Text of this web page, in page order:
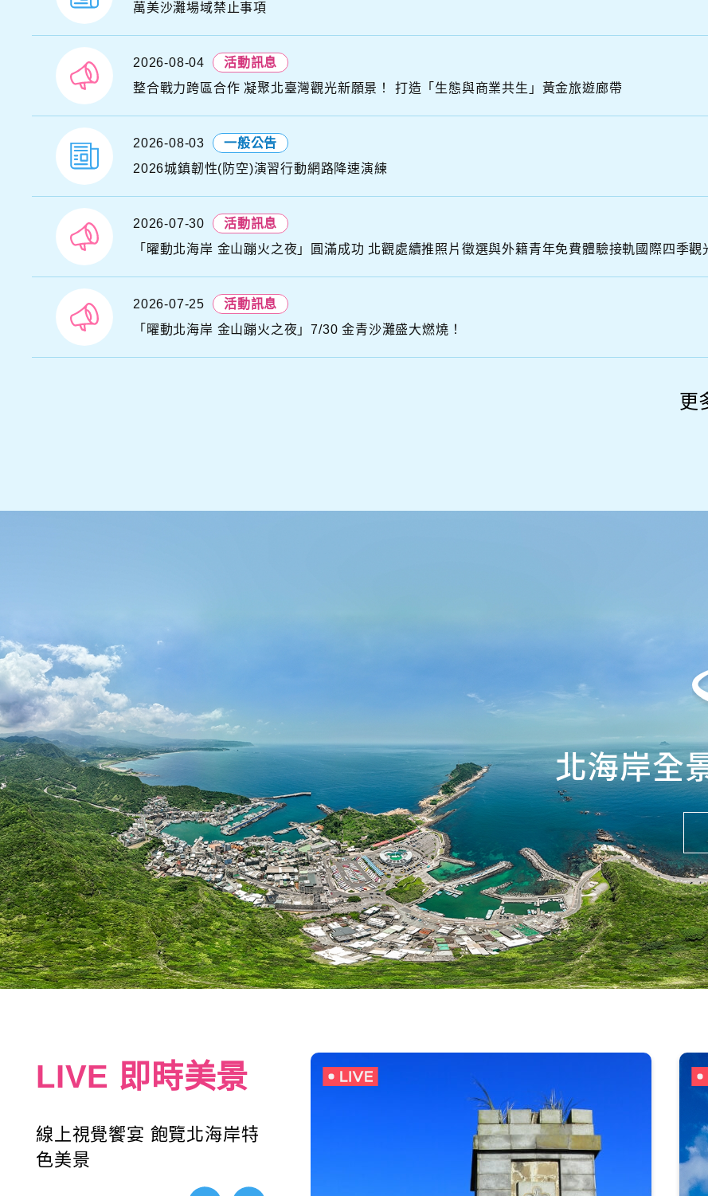
N
O
S
T
A
N
D
G
U
A
N
I
N
S
H
A
萬美沙灘場域禁止事項
2026-08-04
活動訊息
整合戰力跨區合作 凝聚北臺灣觀光新願景！ 打造「生態與商業共生」黃金旅遊廊帶
2026-08-03
一般公告
2026城鎮韌性(防空)演習行動網路降速演練
2026-07-30
活動訊息
「曜動北海岸 金山蹦火之夜」圓滿成功 北觀處續推照片徵選與外籍青年免費體驗接軌國際四季
2026-07-25
活動訊息
「曜動北海岸 金山蹦火之夜」7/30 金青沙灘盛大燃燒！
更
北海岸全
LIVE 即時美景
線上視覺饗宴 飽覽北海岸特
色美景